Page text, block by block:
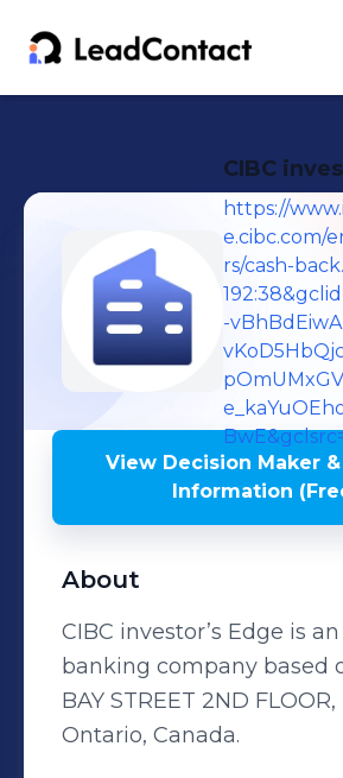
CIBC
https://
e.cibc.com/
rs/cash-
-
View Decision Maker
Information
About
CIBC investor’s Edge is
banking company based
BAY STREET 2ND
Ontario, Canada.